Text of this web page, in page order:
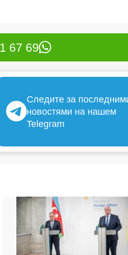
67 69
Следите за
новостями на нашем
Telegram